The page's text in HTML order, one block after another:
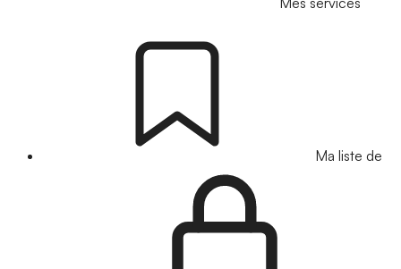
Ma liste de